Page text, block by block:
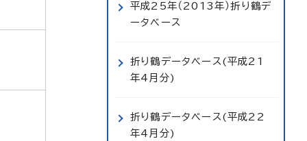
平成25年（2013年）折り鶴デ
ータベース
折り鶴データベース(平成21
年4月分)
折り鶴データベース(平成22
年4月分)